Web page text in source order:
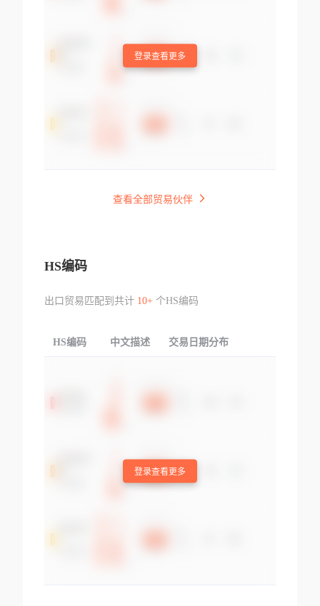
登录查看更多
查看全部贸易伙伴
HS编码
出口贸易匹配到共计 10+个HS编码
HS编码 中文描述 交易日期分布
登录查看更多